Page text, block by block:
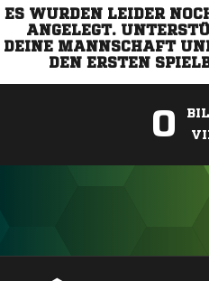
ES WURDEN LEIDER
ANGELEGT.
DEINE MANNSCHAFT
DEN ERSTEN
0